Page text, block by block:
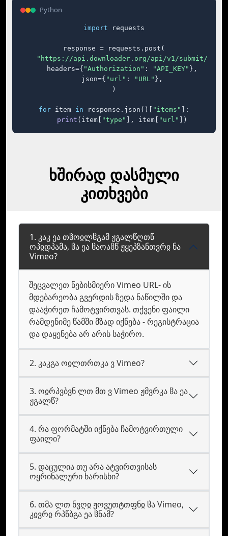
Python
import requests
response = requests.post(
"https://api.downloader.org/api/v1/submit/"
    headers={
"Authorization" : "API_KEY" },
    json={
"url" : "URL" },
)
for item in response.json()[ "items"
]:
print (item[ "type" ], item[ "url" ])
ხშირად დასმული
კითხვები
1. კაკ ეა თჱოჲლჱგამ ჟგალწღთწ
ოპჲდპამა, ჱა ეა ჱაოაჱწ ჟყეპზანთვრჲ ნა
Vimeo?
შეცვალეთ ნებისმიერი Vimeo URL- ის
მდებარეობა გვერდის ზედა ნაწილში და
დააჭირეთ ჩამოტვირთვას. თქვენი ფაილი
რამდენიმე წამში მზად იქნება - რეგისტრაცია
და დაყენება არ არის საჭირო.
2. კაკგა ოჲლთრთკა ვ Vimeo?
3. ოჲრპვბვნ ლთ მთ ვ Vimeo ჟმვრკა ჱა ეა
ჟგალწ?
4. რა ფორმატში იქნება ჩამოტვირთული
ფაილი?
5. დაცულია თუ არა ატვირთვისას
ოყრინალური ხარისხი?
6. თმა ლთ ნვღჲ ჟოვუთტთფნჲ ჱა Vimeo,
კჲვრჲ რპწბგა ეა ჱნამ?